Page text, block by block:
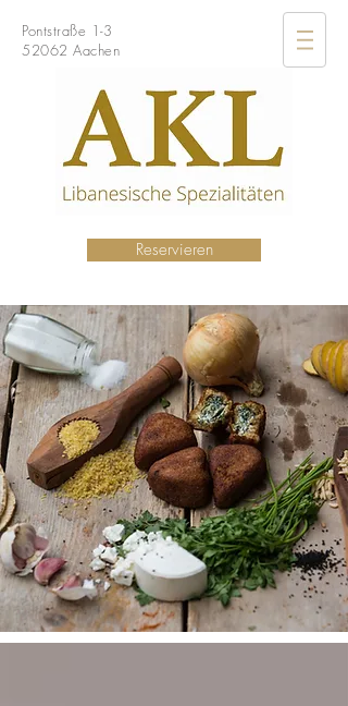
Pontstraße 1-3
52062 Aachen
Reservieren